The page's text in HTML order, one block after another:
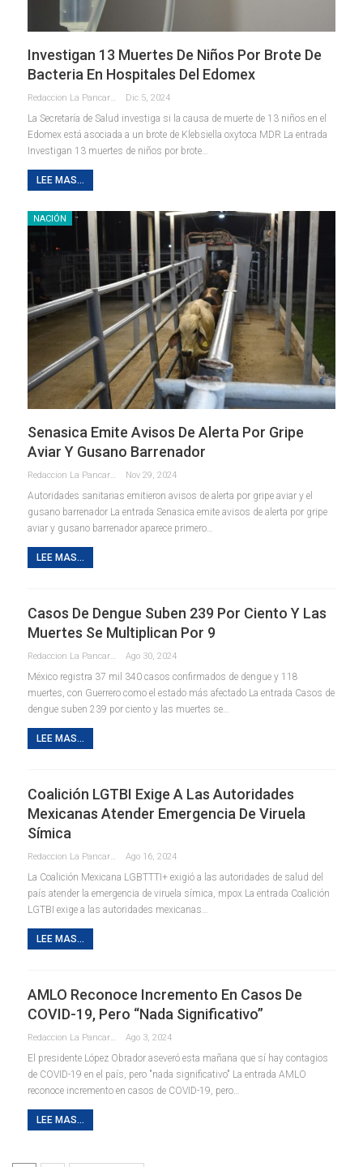
Investigan 13 Muertes De Niños Por Brote De
Bacteria En Hospitales Del Edomex
Redaccion La Pancarta De Quintana Roo Dic 5, 2024
La Secretaría de Salud investiga si la causa de muerte de 13 niños en el
Edomex está asociada a un brote de Klebsiella oxytoca MDR La entrada
Investigan 13 muertes de niños por brote…
LEE MAS...
NACIÓN
Senasica Emite Avisos De Alerta Por Gripe
Aviar Y Gusano Barrenador
Nov 29, 2024
Autoridades sanitarias emitieron avisos de alerta por gripe aviar y el
gusano barrenador La entrada Senasica emite avisos de alerta por gripe
aviar y gusano barrenador aparece primero…
LEE MAS...
Casos De Dengue Suben 239 Por Ciento Y Las
Muertes Se Multiplican Por 9
Ago 30, 2024
México registra 37 mil 340 casos confirmados de dengue y 118
muertes, con Guerrero como el estado más afectado La entrada Casos de
dengue suben 239 por ciento y las muertes se…
LEE MAS...
Coalición LGTBI Exige A Las Autoridades
Mexicanas Atender Emergencia De Viruela
Símica
Ago 16, 2024
La Coalición Mexicana LGBTTTI+ exigió a las autoridades de salud del
país atender la emergencia de viruela símica, mpox La entrada Coalición
LGTBI exige a las autoridades mexicanas…
LEE MAS...
AMLO Reconoce Incremento En Casos De
COVID-19, Pero “nada Significativo”
Ago 3, 2024
El presidente López Obrador aseveró esta mañana que sí hay contagios
de COVID-19 en el país, pero "nada significativo" La entrada AMLO
reconoce incremento en casos de COVID-19, pero…
LEE MAS...